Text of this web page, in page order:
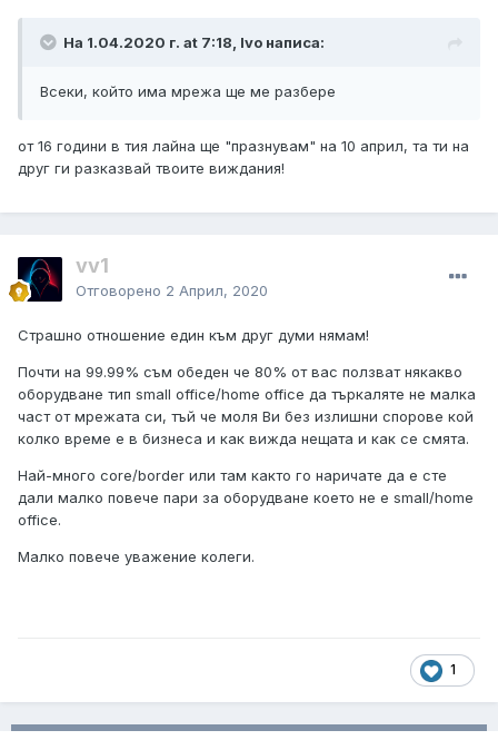
На 1.04.2020 г. at 7:18, Ivo написа:
Всеки, който има мрежа ще ме разбере
от 16 години в тия лайна ще "празнувам" на 10 април, та ти на
друг ги разказвай твоите виждания!
vv1
Отговорено 2 Април, 2020
Страшно отношение един към друг думи нямам!
Почти на 99.99% съм обеден че 80% от вас ползват някакво
оборудване тип small office/home office да търкаляте не малка
част от мрежата си, тъй че моля Ви без излишни спорове кой
колко време е в бизнеса и как вижда нещата и как се смята.
Най-много core/border или там както го наричате да е сте
дали малко повече пари за оборудване което не е small/home
office.
Малко повече уважение колеги.
1